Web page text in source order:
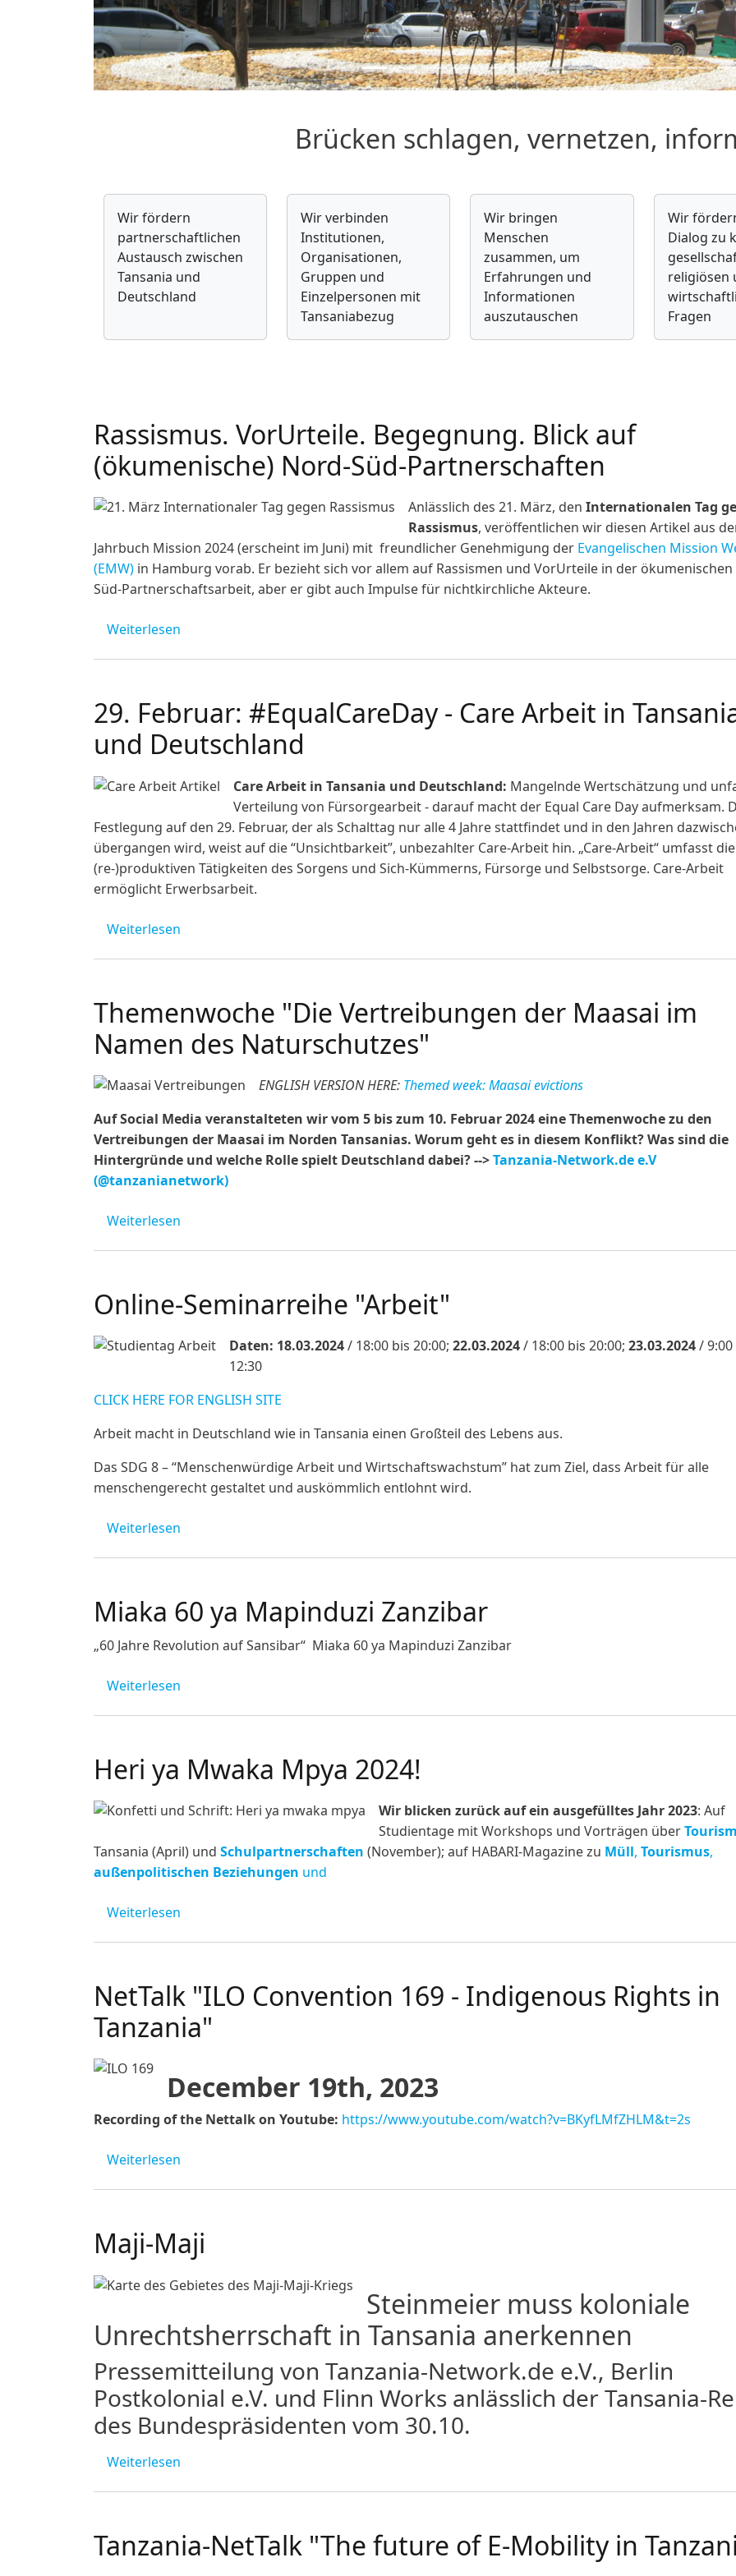
Brücken schlagen, vernetzen,
Wir fördern
partnerschaftlichen
Austausch zwischen
Tansania und
Deutschland
Wir verbinden
Institutionen,
Organisationen,
Gruppen und
Einzelpersonen mit
Tansaniabezug
Wir bringen
Menschen
zusammen, um
Erfahrungen und
Informationen
auszutauschen
Wir
Dialog zu
religiösen
Fragen
Rassismus. VorUrteile. Begegnung. Blick auf
(ökumenische) Nord-Süd-Partnerschaften
Image Anlässlich des 21. März, den Internationalen Tag
Rassismus, veröffentlichen wir diesen Artikel aus
Jahrbuch Mission 2024 (erscheint im Juni) mit freundlicher Genehmigung der Evangelischen Mission
(EMW) in Hamburg vorab. Er bezieht sich vor allem auf Rassismen und VorUrteile in der
Süd-Partnerschaftsarbeit, aber er gibt auch Impulse für nichtkirchliche Akteure.
Weiterlesen
29. Februar: #EqualCareDay - Care Arbeit in
und Deutschland
Care Arbeit in Tansania und Deutschland: Mangelnde Wertschätzung und
Verteilung von Fürsorgearbeit - darauf macht der Equal Care Day aufmerksam.
Festlegung auf den 29. Februar, der als Schalttag nur alle 4 Jahre stattfindet und in den Jahren
übergangen wird, weist auf die “Unsichtbarkeit”, unbezahlter Care-Arbeit hin. „Care-Arbeit“ umfasst die
(re-)produktiven Tätigkeiten des Sorgens und Sich-Kümmerns, Fürsorge und Selbstsorge. Care-Arbeit
ermöglicht Erwerbsarbeit.
Weiterlesen
Themenwoche "Die Vertreibungen der Maasai im
Namen des Naturschutzes"
ENGLISH VERSION HERE: Themed week: Maasai evictions
Auf Social Media veranstalteten wir vom 5 bis zum 10. Februar 2024 eine Themenwoche zu den
Vertreibungen der Maasai im Norden Tansanias. Worum geht es in diesem Konflikt? Was sind die
Hintergründe und welche Rolle spielt Deutschland dabei? -->Tanzania-Network.de e.V
(@tanzanianetwork)
Weiterlesen
Online-Seminarreihe "Arbeit"
Daten: 18.03.2024/ 18:00 bis 20:00; 22.03.2024/ 18:00 bis 20:00; 23.03.2024/
12:30
CLICK HERE FOR ENGLISH SITE
Arbeit macht in Deutschland wie in Tansania einen Großteil des Lebens aus.
Das SDG 8 – “Menschenwürdige Arbeit und Wirtschaftswachstum” hat zum Ziel, dass Arbeit für alle
menschengerecht gestaltet und auskömmlich entlohnt wird.
Weiterlesen
Miaka 60 ya Mapinduzi Zanzibar
„60 Jahre Revolution auf Sansibar“ Miaka 60 ya Mapinduzi Zanzibar
Weiterlesen
Heri ya Mwaka Mpya 2024!
Wir blicken zurück auf ein ausgefülltes Jahr 2023: Auf
Studientage mit Workshops und Vorträgen über
Tansania (April) und Schulpartnerschaften (November); auf HABARI-Magazine zu Müll, Tourismus,
außenpolitischen Beziehungen und
Weiterlesen
NetTalk "ILO Convention 169 - Indigenous Rights in
Tanzania"
December 19th, 2023
Recording of the Nettalk on Youtube: https://www.youtube.com/watch?v=BKyfLMfZHLM&t=2s
Weiterlesen
Maji-Maji
Steinmeier muss koloniale
Unrechtsherrschaft in Tansania anerkennen
Pressemitteilung von Tanzania-Network.de e.V., Berlin
Postkolonial e.V. und Flinn Works anlässlich der Tansania-
des Bundespräsidenten vom 30.10.
Weiterlesen
Tanzania-NetTalk "The future of E-Mobility in